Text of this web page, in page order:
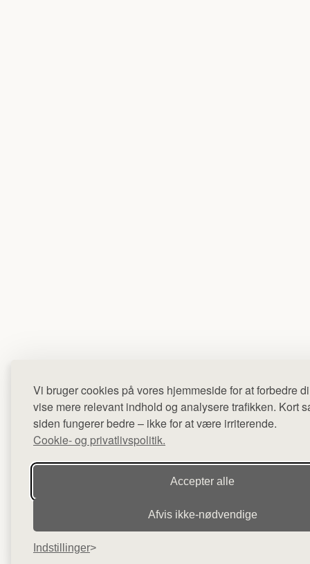
Vi bruger cookies på vores hjemmeside for at forbedre
vise mere relevant indhold og analysere trafikken. Kort
siden fungerer bedre – ikke for at være irriterende.
Cookie- og privatlivspolitik.
Accepter alle
Afvis ikke‑nødvendige
Indstillinger